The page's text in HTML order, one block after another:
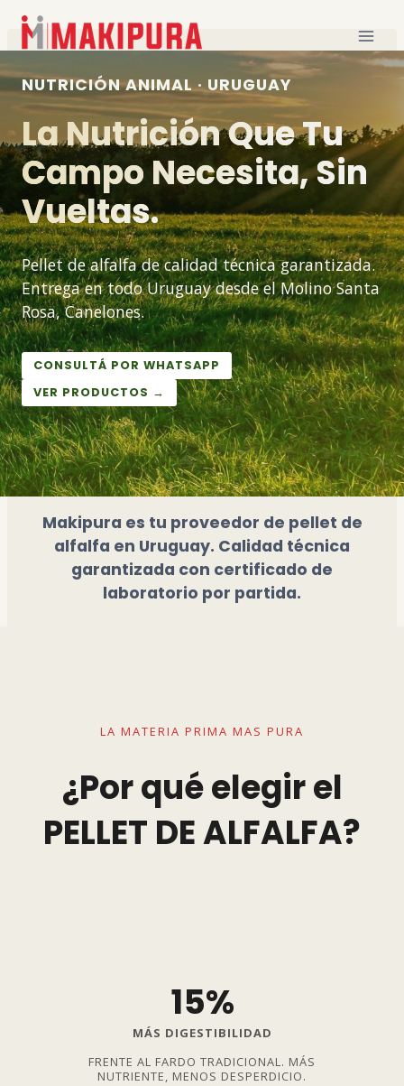
Skip
content
NUTRICIÓN ANIMAL · URUGUAY
La Nutrición Que Tu
Campo Necesita, Sin
Vueltas.
Pellet de alfalfa de calidad técnica garantizada.
Entrega en todo Uruguay desde el Molino Santa
Rosa, Canelones.
CONSULTÁ POR WHATSAPP
VER PRODUCTOS →
Makipura es tu proveedor de pellet de
alfalfa en Uruguay. Calidad técnica
garantizada con certificado de
laboratorio por partida.
LA MATERIA PRIMA MAS PURA
¿Por qué elegir el
PELLET DE ALFALFA?
15%
MÁS DIGESTIBILIDAD
FRENTE AL FARDO TRADICIONAL. MÁS
NUTRIENTE, MENOS DESPERDICIO.